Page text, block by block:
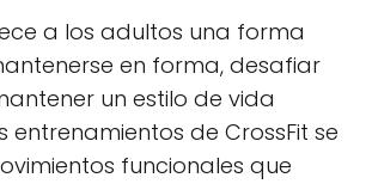
a los adultos una forma
en forma, desafiar
un estilo de vida
entrenamientos de CrossFit se
funcionales que